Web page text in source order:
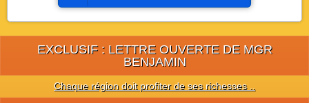
EXCLUSIF : LETTRE OUVERTE DE MGR
BENJAMIN
Chaque région doit profiter de ses richesses ..